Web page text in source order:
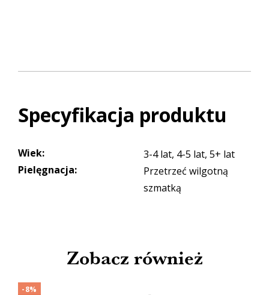
Specyfikacja produktu
Wiek:
3-4 lat, 4-5 lat, 5+ lat
Pielęgnacja:
Przetrzeć wilgotną
szmatką
Zobacz również
-8%